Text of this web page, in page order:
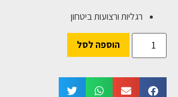
רגליות ורצועות ביטחון
הוספה לסל